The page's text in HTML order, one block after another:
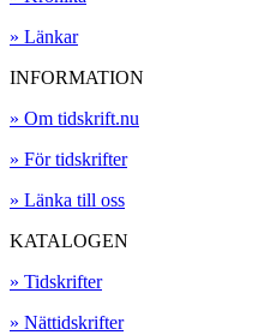
» Länkar
INFORMATION
» Om tidskrift.nu
» För tidskrifter
» Länka till oss
KATALOGEN
» Tidskrifter
» Nättidskrifter